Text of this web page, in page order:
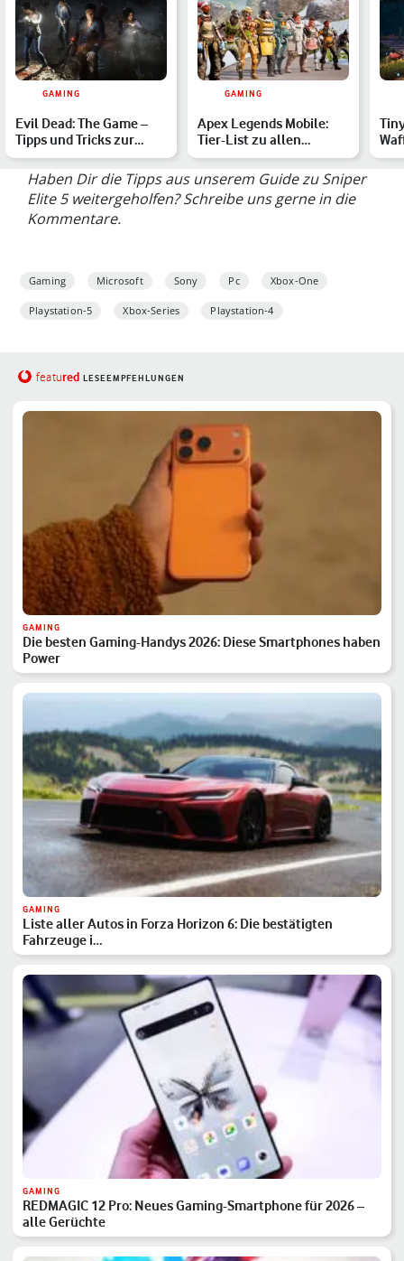
GAMING
Evil Dead: The Game –
Tipps und Tricks zur
Videospiel-Adaption
GAMING
Apex Legends Mobile:
Tier-List zu allen
Charakteren und Waffen
Haben Dir die Tipps aus unserem Guide zu Sniper
Elite 5 weitergeholfen? Schreibe uns gerne in die
Kommentare.
Gaming Microsoft Sony Pc Xbox-One
Playstation-5 Xbox-Series Playstation-4
featured LESEEMPFEHLUNGEN
GAMING
Die besten Gaming-Handys 2026: Diese Smartphones haben
Power
GAMING
Liste aller Autos in Forza Horizon 6: Die bestätigten
Fahrzeuge i…
GAMING
REDMAGIC 12 Pro: Neues Gaming-Smartphone für 2026 –
alle Gerüchte